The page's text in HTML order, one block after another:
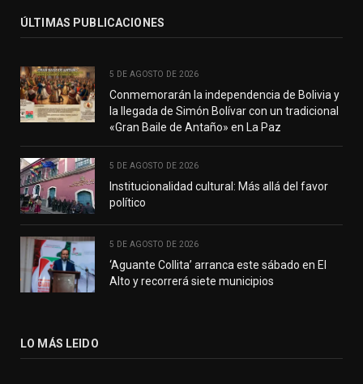
ÚLTIMAS PUBLICACIONES
5 DE AGOSTO DE 2026
Conmemorarán la independencia de Bolivia y
la llegada de Simón Bolívar con un tradicional
«Gran Baile de Antaño» en La Paz
5 DE AGOSTO DE 2026
Institucionalidad cultural: Más allá del favor
político
5 DE AGOSTO DE 2026
‘Aguante Collita’ arranca este sábado en El
Alto y recorrerá siete municipios
LO MÁS LEIDO